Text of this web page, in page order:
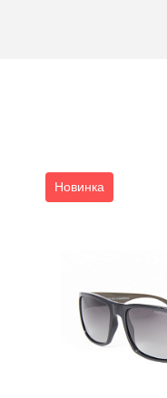
Новинка